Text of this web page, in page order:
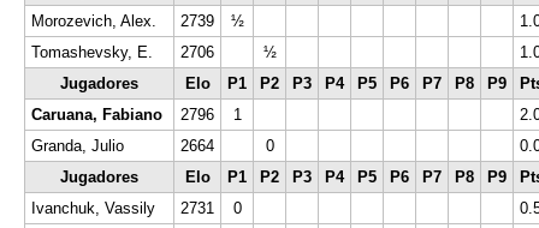
Morozevich, Alex.
2739 ½
Tomashevsky, E.
2706 ½
Jugadores
Elo P1 P2 P3 P4 P5 P6 P7 P8 P9
Caruana, Fabiano
2796 1
Granda, Julio
2664 0
Jugadores
Elo P1 P2 P3 P4 P5 P6 P7 P8 P9
Ivanchuk, Vassily
2731 0